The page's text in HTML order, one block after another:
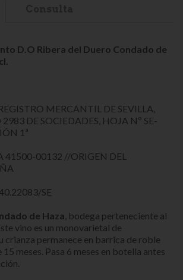
D.O Ribera del Duero Condado de
MERCANTIL DE SEVILLA,
DE SOCIEDADES, HOJA Nº SE-
1ª
41500-00132 //ORIGEN DEL
SE
de Haza , bodega perteneciente al
vino es un monovarietal de
crianza permanece en barrica de roble
meses. Pasa 6 meses en botella antes